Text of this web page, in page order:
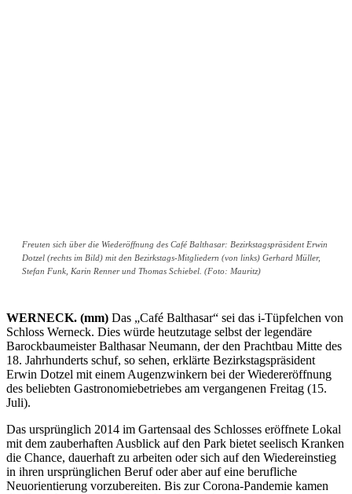
Freuten sich über die Wiederöffnung des Café Balthasar: Bezirkstagspräsident Erwin
Dotzel (rechts im Bild) mit den Bezirkstags-Mitgliedern (von links) Gerhard Müller,
Stefan Funk, Karin Renner und Thomas Schiebel. (Foto: Mauritz)
WERNECK. (mm) Das „Café Balthasar“ sei das i-Tüpfelchen von
Schloss Werneck. Dies würde heutzutage selbst der legendäre
Barockbaumeister Balthasar Neumann, der den Prachtbau Mitte des
18. Jahrhunderts schuf, so sehen, erklärte Bezirkstagspräsident
Erwin Dotzel mit einem Augenzwinkern bei der Wiedereröffnung
des beliebten Gastronomiebetriebes am vergangenen Freitag (15.
Juli).
Das ursprünglich 2014 im Gartensaal des Schlosses eröffnete Lokal
mit dem zauberhaften Ausblick auf den Park bietet seelisch Kranken
die Chance, dauerhaft zu arbeiten oder sich auf den Wiedereinstieg
in ihren ursprünglichen Beruf oder aber auf eine berufliche
Neuorientierung vorzubereiten. Bis zur Corona-Pandemie kamen